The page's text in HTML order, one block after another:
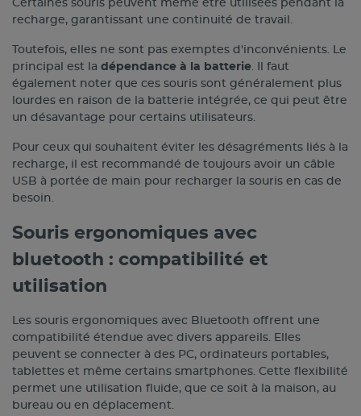
Certaines souris peuvent même être utilisées pendant la
recharge, garantissant une continuité de travail.
Toutefois, elles ne sont pas exemptes d'inconvénients. Le
principal est la dépendance à la batterie . Il faut
également noter que ces souris sont généralement plus
lourdes en raison de la batterie intégrée, ce qui peut être
un désavantage pour certains utilisateurs.
Pour ceux qui souhaitent éviter les désagréments liés à la
recharge, il est recommandé de toujours avoir un câble
USB à portée de main pour recharger la souris en cas de
besoin.
Souris ergonomiques avec
bluetooth : compatibilité et
utilisation
Les souris ergonomiques avec Bluetooth offrent une
compatibilité étendue avec divers appareils. Elles
peuvent se connecter à des PC, ordinateurs portables,
tablettes et même certains smartphones. Cette flexibilité
permet une utilisation fluide, que ce soit à la maison, au
bureau ou en déplacement.